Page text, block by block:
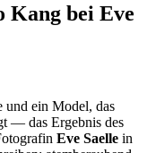
Kang bei Eve
und ein Model, das
— das Ergebnis des
Eve Saelle in